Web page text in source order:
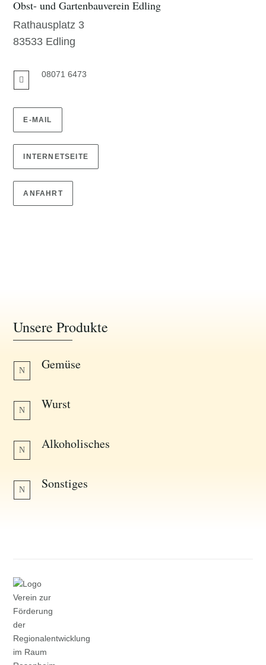
Obst- und Gartenbauverein Edling
Rathausplatz 3
83533 Edling

08071 6473
E-MAIL
INTERNETSEITE
ANFAHRT
Unsere Produkte
N Gemüse
N Wurst
N Alkoholisches
N Sonstiges